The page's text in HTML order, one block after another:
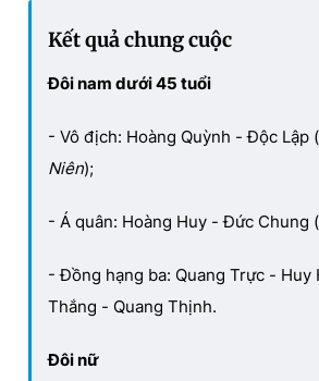
Kết quả chung cuộc
Đôi nam dưới 45 tuổi
- Vô địch: Hoàng Quỳnh - Độc Lập
Niên);
- Á quân: Hoàng Huy - Đức Chung
- Đồng hạng ba: Quang Trực - Huy
Thắng - Quang Thịnh.
Đôi nữ